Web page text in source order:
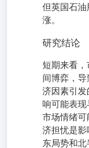
但英国石油
涨。
研究结论
短期来看，
间博弈，
济因素引发
响可能表
市场情绪
济担忧是影
东局势和北